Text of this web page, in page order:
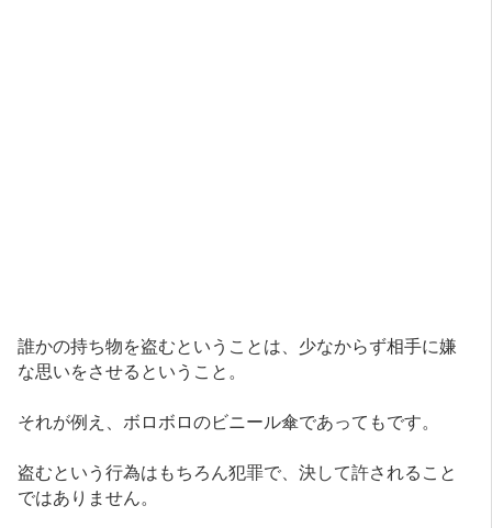
誰かの持ち物を盗むということは、少なからず相手に嫌
な思いをさせるということ。
それが例え、ボロボロのビニール傘であってもです。
盗むという行為はもちろん犯罪で、決して許されること
ではありません。